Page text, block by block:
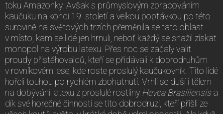
toku Amazonky. Avšak s průmyslovým zpracováním
kaučuku na konci 19. století a velkou poptávkou po této
surovině na světových trzích přeměnila se tato oblast
v místo, kam se lidé jen hrnuli, neboť každý se snažil získat
monopol na výrobu latexu. Přes noc se začaly valit
proudy přistěhovalců, kteří se přidávali k dobrodruhům
v rovníkovém lese, kde roste proslulý kaučukovník. Tito lidé
hořeli touhou po rychlém zbohatnutí. Vrhli se duší i tělem
na dobývání latexu z proslulé rostliny Hevea Brasiliensisa
dík své horečné činnosti se tito dobrodruzi, kteří přišli ze